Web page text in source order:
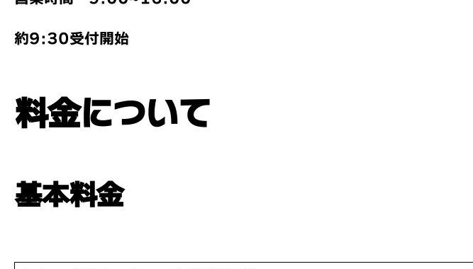
約9:30受付開始
料金について
基本料金